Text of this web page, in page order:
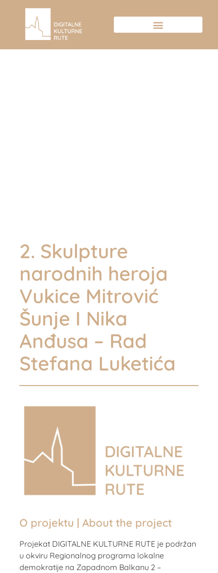
2. Skulpture
narodnih heroja
Vukice Mitrović
Šunje I Nika
Anđusa – Rad
Stefana Luketića
O projektu | About the project
Projekat DIGITALNE KULTURNE RUTE je podržan
u okviru Regionalnog programa lokalne
demokratije na Zapadnom Balkanu 2 –